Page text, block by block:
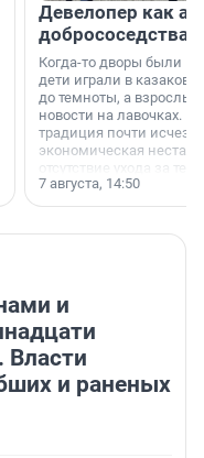
Девелопер как
добрососедства
Когда-то дворы были
дети играли в казаков-
до темноты, а
новости на лавочках. В
традиция почти
экономическая
отсутствие ухода за
сделали своё дело.
7 августа, 14:50
и
Власти
и раненых